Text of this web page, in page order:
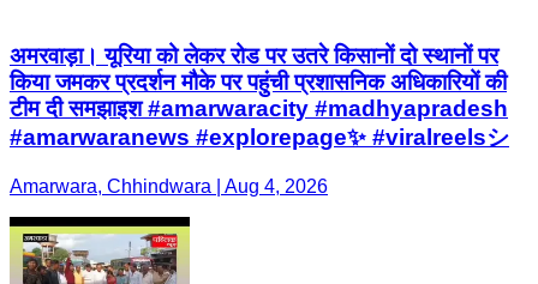
अमरवाड़ा। यूरिया को लेकर रोड पर उतरे किसानों दो स्थानों पर
किया जमकर प्रदर्शन मौके पर पहुंची प्रशासनिक अधिकारियों की
टीम दी समझाइश #amarwaracity #madhyapradesh
#amarwaranews #explorepage✨ #viralreelsシ
Amarwara, Chhindwara | Aug 4, 2026